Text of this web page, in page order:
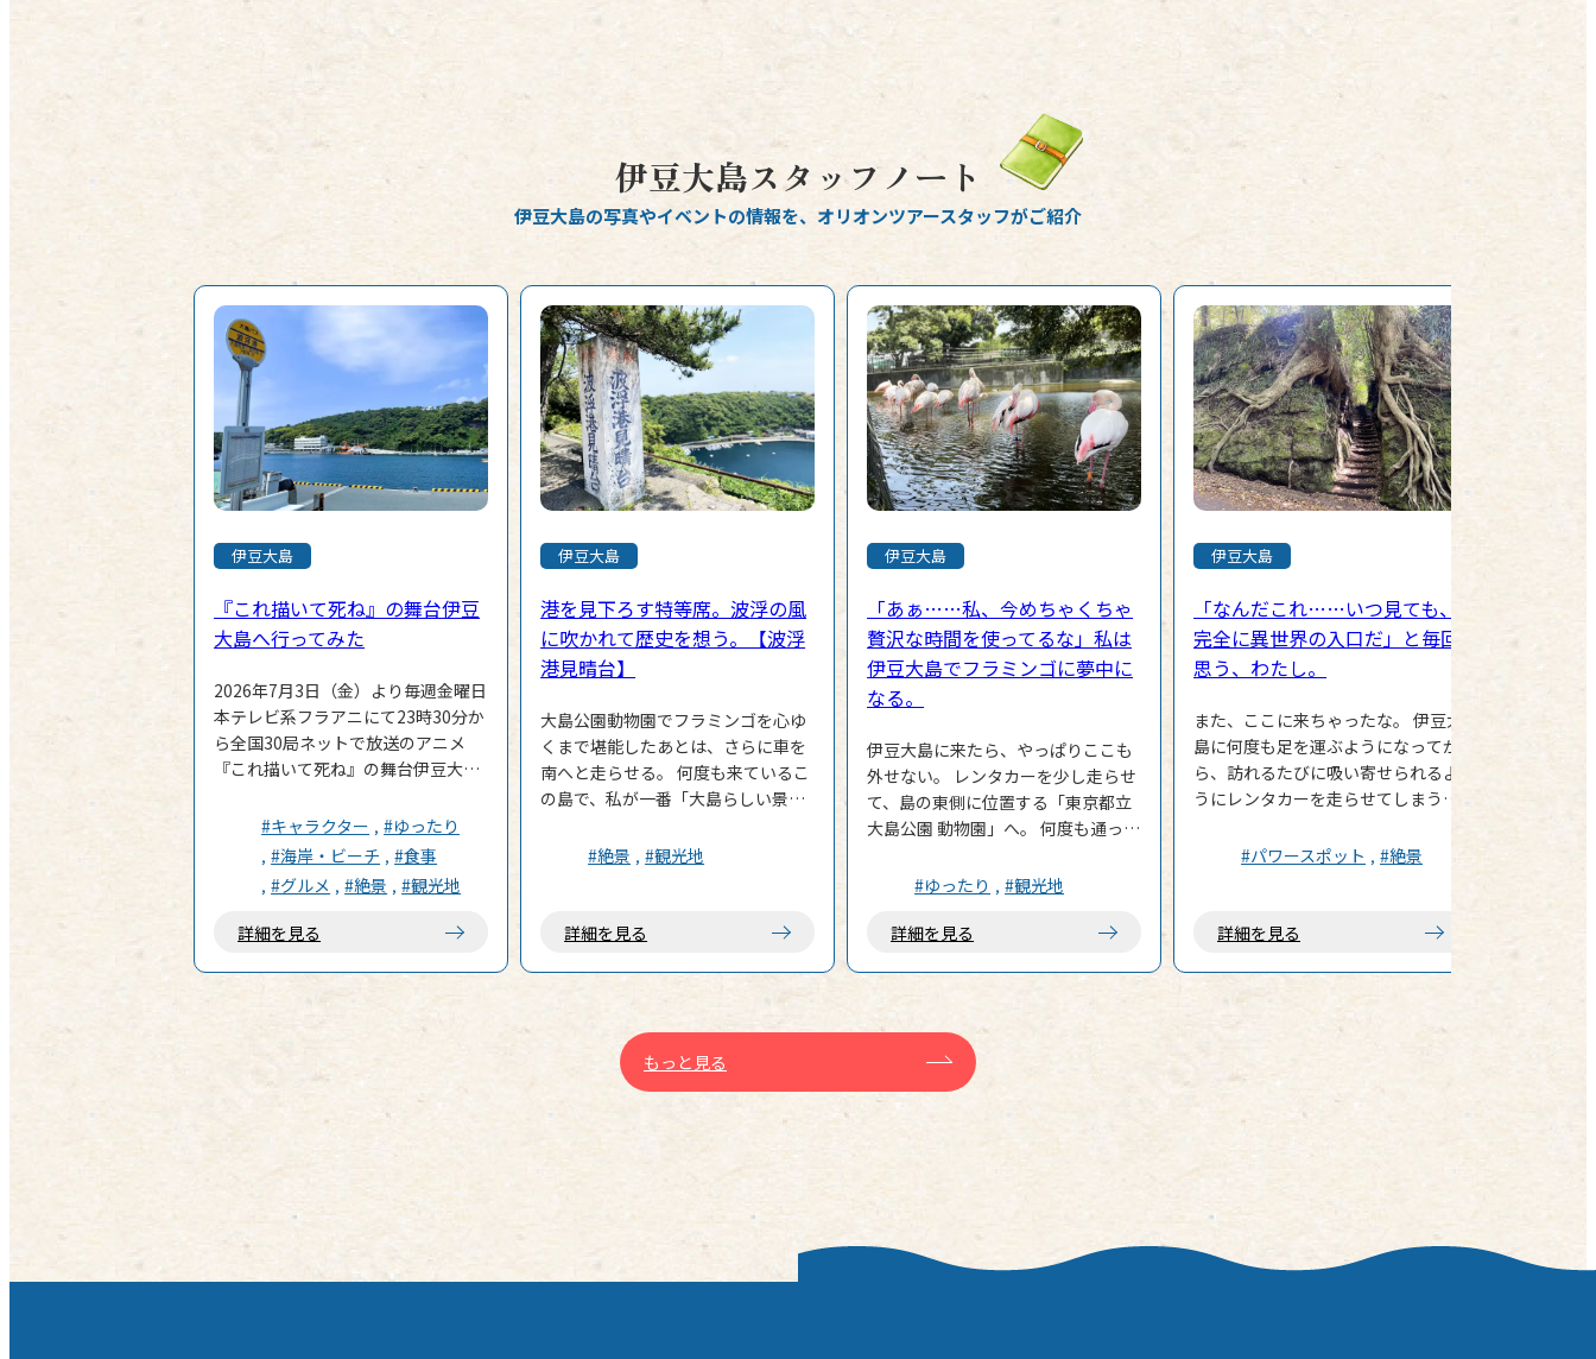
伊豆大島スタッフノート
伊豆大島の写真やイベントの情報を、 オリオンツアースタッフがご紹介
伊豆大島
『これ描いて死ね』の舞台伊豆
大島へ行ってみた
2026年7月3日（金）より毎週金曜日
本テレビ系フラアニにて23時30分か
ら全国30局ネットで放送のアニメ
『これ描いて死ね』の舞台伊豆大島
70回小学館漫画賞受賞!!小学館「ゲ
ッサン」にて連載中の「これ描いて
死ね」が待望の TVアニメ化‼ 東京都
の島しょ・伊豆王島に住む高校 1 年
な彼女は、とある出来事がきっかけ
る……少女が踏み出す漫画創りの道
らない漫画創作の世界。作品を生み
出す苦しみも歓びも余さず詰め込ん
東京都の伊豆諸島にある伊豆大島
（作中表記：伊豆王島）です。原作
#キャラクター
#ゆったり
#海岸・ビーチ
#食事
#グルメ
#絶景
#観光地
詳細を見る
伊豆大島
港を見下ろす特等席。波浮の風
に吹かれて歴史を想う。【波浮
港見晴台】
大島公園動物園でフラミンゴを心ゆ
くまで堪能したあとは、さらに車を
南へと走らせる。 何度も来ているこ
の島で、私が一番「大島らしい景
「波浮港見晴台」だ。 車を降りる
全景。 「やっぱり、ここからの眺め
に丸く、深くえぐられた入江。 実は
だ。それを削って海と繋げ、港にし
たという。 高台から見下ろすと、そ
の独特な地形がよくわかる。自然の
ダイナミズムと、人間の執念が作り
の片隅には、昭和の名曲「アンコ椿
み、潮風に吹かれている。観光地ら
しい情緒が、また心地いい。 そし
て、港をじっと見下ろすように立っ
#絶景 #観光地
詳細を見る
伊豆大島
「あぁ……私、今めちゃくちゃ
贅沢な時間を使ってるな」私は
伊豆大島でフラミンゴに夢中に
なる。
伊豆大島に来たら、やっぱりここも
外せない。 レンタカーを少し走らせ
て、島の東側に位置する「東京都立
大島公園 動物園」へ。 何度も通って
スポット」だ。 ここは、都会にある
している。 一歩足を踏み入れれば、
した黒い溶岩の地形をそのままダイ
ちが驚くほど のんびりと暮らしてい
る。 檻の中に閉じ込められていると
いうよりは、島の自然に彼らが溶け
込んでいるような、地球の息吹を感
じる空間なのだ。 私のここでの一番
53m×42m、高さは13mという圧倒
的な大きさを誇る巨大な鳥かご。 そ
#ゆったり
#観光地
詳細を見る
伊豆大島
「なんだこれ……いつ見ても、
完全に異世界の入口だ」と毎回
思う、わたし。
また、ここに来ちゃったな。 伊豆大
島に何度も足を運ぶようになってか
ら、訪れるたびに吸い寄せられるよ
うにレンタカーを走らせてしまう場
づ）の切通し」だ。 岡田港から3km
看板すら出ていない秘密の入り口
のノイズが届かない場所。 「なんだ
だ」 まるで巨木を真っ二つに叩き割
ったかのような、圧倒的な緑の壁が
目の前にそびえ立つ。 切り開かれた
崖の斜面には、巨大なスダジイの根
張り巡らされている。 長い年月と自
然の意志が作り上げた、生命力の
塊。 緑色の苔に覆われた木の根の階
#パワースポット #絶景
詳細を見る
もっと見る